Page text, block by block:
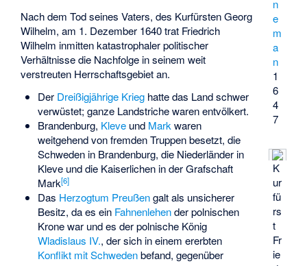
n
e
m
a
n
1
6
4
7
K
ur
fü
rs
t
Fr
ie
Nach dem Tod seines Vaters, des Kurfürsten Georg
Wilhelm, am 1. Dezember 1640 trat Friedrich
Wilhelm inmitten katastrophaler politischer
Verhältnisse die Nachfolge in seinem weit
verstreuten Herrschaftsgebiet an.
Der Dreißigjährige Krieghatte das Land schwer
verwüstet; ganze Landstriche waren entvölkert.
Brandenburg, Kleveund Markwaren
weitgehend von fremden Truppen besetzt, die
Schweden in Brandenburg, die Niederländer in
Kleve und die Kaiserlichen in der Grafschaft
Mark[6]
Das Herzogtum Preußengalt als unsicherer
Besitz, da es ein Fahnenlehender polnischen
Krone war und es der polnische König
Wladislaus IV., der sich in einem ererbten
Konflikt mit Schwedenbefand, gegenüber